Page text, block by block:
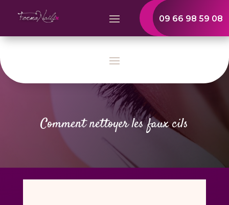
09 66 98 59 08
Comment nettoyer les faux cils